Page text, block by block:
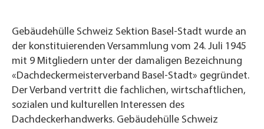
Gebäudehülle Schweiz Sektion Basel-Stadt wurde an
der konstituierenden Versammlung vom 24. Juli 1945
mit 9 Mitgliedern unter der damaligen Bezeichnung
«Dachdeckermeisterverband Basel-Stadt» gegründet.
Der Verband vertritt die fachlichen, wirtschaftlichen,
sozialen und kulturellen Interessen des
Dachdeckerhandwerks. Gebäudehülle Schweiz